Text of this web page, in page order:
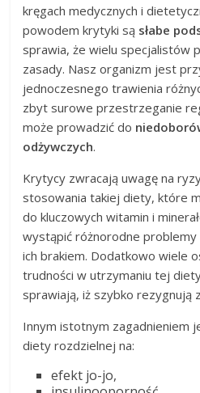
kręgach medycznych i
powodem krytyki są słabe
sprawia, że wielu specjalistów
zasady. Nasz organizm jest
jednoczesnego trawienia
zbyt surowe przestrzeganie
może prowadzić do
odżywczych.
Krytycy zwracają uwagę na
stosowania takiej diety, które
do kluczowych witamin i
wystąpić różnorodne
ich brakiem. Dodatkowo wiele
trudności w utrzymaniu tej
sprawiają, iż szybko rezygnują
Innym istotnym zagadnieniem
diety rozdzielnej na:
efekt jo-jo,